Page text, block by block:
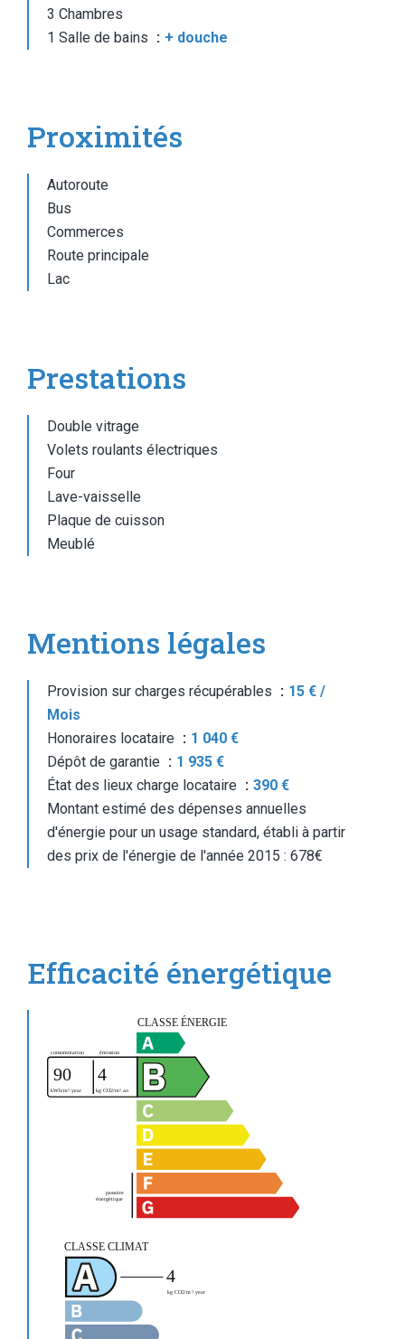
3 Chambres
1 Salle de bains
+ douche
Proximités
Autoroute
Bus
Commerces
Route principale
Lac
Prestations
Double vitrage
Volets roulants électriques
Four
Lave-vaisselle
Plaque de cuisson
Meublé
Mentions légales
Provision sur charges récupérables
15 € /
Mois
Honoraires locataire
1 040 €
Dépôt de garantie
1 935 €
État des lieux charge locataire
390 €
Montant estimé des dépenses annuelles
d'énergie pour un usage standard, établi à partir
des prix de l'énergie de l'année 2015 : 678€
Efficacité énergétique